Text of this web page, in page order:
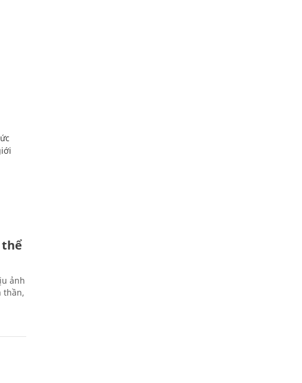
thể
ảnh
thần,